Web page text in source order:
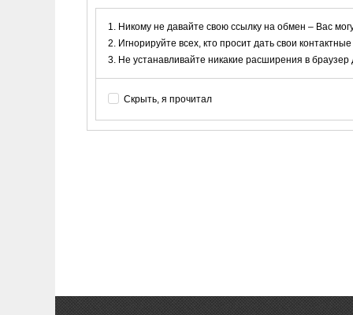
Никому не давайте свою ссылку на обмен – Вас
Игнорируйте всех, кто просит дать свои
Не устанавливайте никакие расширения в
Скрыть, я прочитал